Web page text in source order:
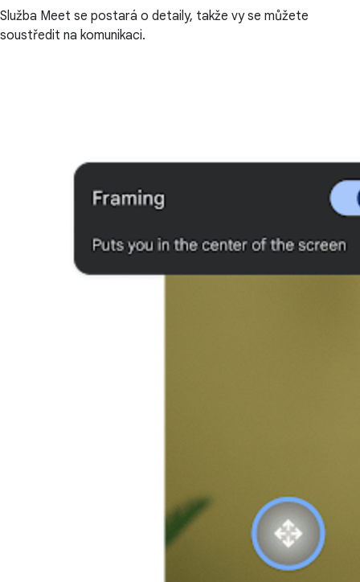
Služba Meet se postará o detaily, takže vy se můžete
soustředit na komunikaci.